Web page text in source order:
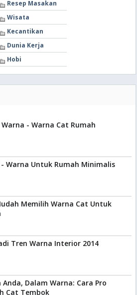
Resep Masakan
Wisata
Kecantikan
Dunia Kerja
Hobi
- Warna Cat Rumah
Warna Untuk Rumah Minimalis
Memilih Warna Cat Untuk
Tren Warna Interior 2014
Anda, Dalam Warna: Cara Pro
Cat Tembok